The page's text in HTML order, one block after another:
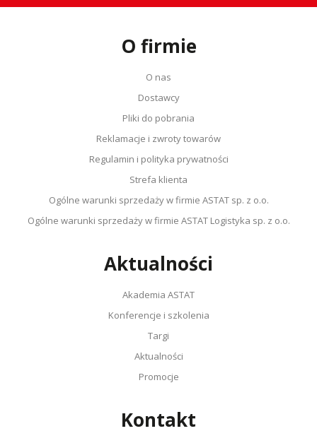
O firmie
O nas
Dostawcy
Pliki do pobrania
Reklamacje i zwroty towarów
Regulamin i polityka prywatności
Strefa klienta
Ogólne warunki sprzedaży w firmie ASTAT sp. z o.o.
Ogólne warunki sprzedaży w firmie ASTAT Logistyka sp. z o.o.
Aktualności
Akademia ASTAT
Konferencje i szkolenia
Targi
Aktualności
Promocje
Kontakt